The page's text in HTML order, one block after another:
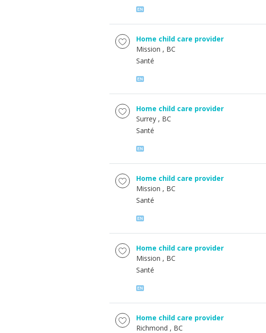
Home child care provider
Mission , BC
Santé
Home child care provider
Surrey , BC
Santé
Home child care provider
Mission , BC
Santé
Home child care provider
Mission , BC
Santé
Home child care provider
Richmond , BC